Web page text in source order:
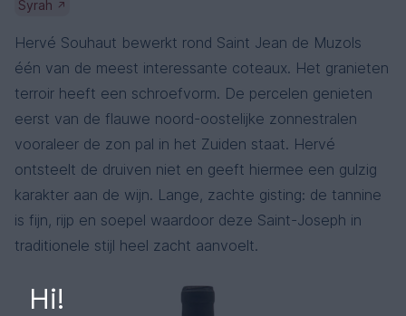
Syrah ↗
Hervé Souhaut bewerkt rond Saint Jean de Muzols
één van de meest interessante coteaux. Het granieten
terroir heeft een schroefvorm. De percelen genieten
eerst van de flauwe noord-oostelijke zonnestralen
vooraleer de zon pal in het Zuiden staat. Hervé
ontsteelt de druiven niet en geeft hiermee een gulzig
karakter aan de wijn. Lange, zachte gisting: de tannine
is fijn, rijp en soepel waardoor deze Saint-Joseph in
traditionele stijl heel zacht aanvoelt.
Hi!